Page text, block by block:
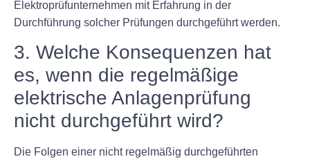
Elektroprüfunternehmen mit Erfahrung in der
Durchführung solcher Prüfungen durchgeführt werden.
3. Welche Konsequenzen hat
es, wenn die regelmäßige
elektrische Anlagenprüfung
nicht durchgeführt wird?
Die Folgen einer nicht regelmäßig durchgeführten